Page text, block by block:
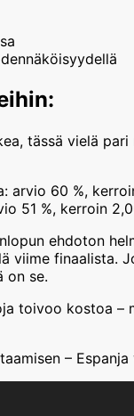
tässä vielä
60 %,
51 %, kerroin
ehdoton
viime finaalista.
on se.
toivoo kostoa
–